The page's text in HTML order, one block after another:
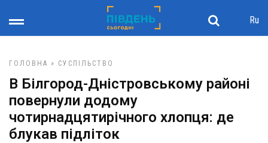
Ru
ГОЛОВНА » СУСПІЛЬСТВО
В Білгород-Дністровському районі
повернули додому
чотирнадцятирічного хлопця: де
блукав підліток